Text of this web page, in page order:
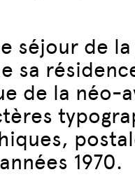
séjour de
sa
de la néo-
1970.